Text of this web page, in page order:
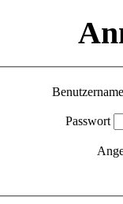
Benutzername
Passwort